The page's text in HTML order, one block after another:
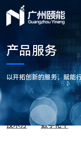
产品服务
以开拓创新的服务，赋能
技术方 数字化平